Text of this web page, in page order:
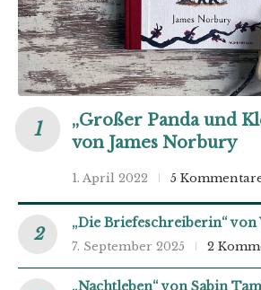
„Großer Panda und
von James Norbury
1. April 2022 5
„Die Briefeschreiberin“
7. September 2025 2
„Nachtleben“ von Sabin